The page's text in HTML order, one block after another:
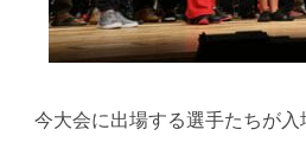
今大会に出場する選手たちが入